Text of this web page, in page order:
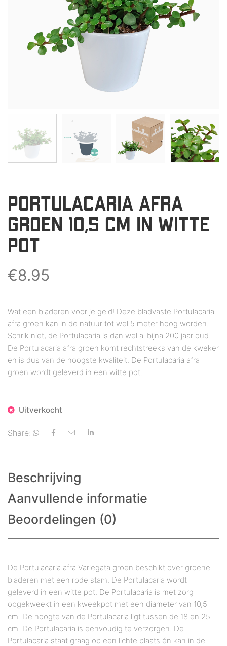
PORTULACARIA AFRA
GROEN 10,5 CM IN WITTE
POT
€8.95
Wat een bladeren voor je geld! Deze bladvaste Portulacaria
afra groen kan in de natuur tot wel 5 meter hoog worden.
Schrik niet, de Portulacaria is dan wel al bijna 200 jaar oud.
De Portulacaria afra groen komt rechtstreeks van de kweker
en is dus van de hoogste kwaliteit. De Portulacaria afra
groen wordt geleverd in een witte pot.
Uitverkocht
Share:
Beschrijving
Aanvullende informatie
Beoordelingen (0)
De Portulacaria afra Variegata groen beschikt over groene
bladeren met een rode stam. De Portulacaria wordt
geleverd in een witte pot. De Portulacaria is met zorg
opgekweekt in een kweekpot met een diameter van 10,5
cm. De hoogte van de Portulacaria ligt tussen de 18 en 25
cm. De Portulacaria is eenvoudig te verzorgen. De
Portulacaria staat graag op een lichte plaats én kan in de